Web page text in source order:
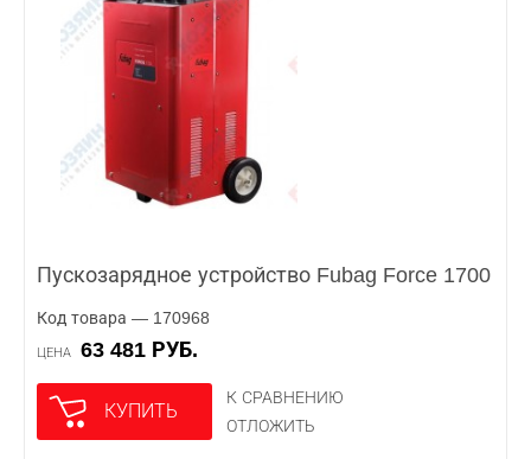
Пускозарядное устройство Fubag Force 1700
Код товара — 170968
ЦЕНА 63 481 РУБ.
КУПИТЬ
К СРАВНЕНИЮ
ОТЛОЖИТЬ